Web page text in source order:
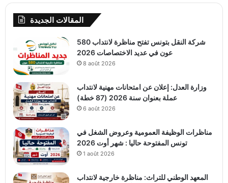
المقالات الجديدة
شركة النقل بتونس تفتح مناظرة لانتداب 580
عون في عديد الاختصاصات 2026
8 août 2026
وزارة العدل: إعلان عن امتحانات مهنية لانتداب
عملة بعنوان سنة 2026 (87 خطة)
6 août 2026
مناظرات الوظيفة العمومية وعروض الشغل في
تونس المفتوحة حاليا : شهر أوت 2026
1 août 2026
المعهد الوطني للتراث: مناظرة خارجية لانتداب